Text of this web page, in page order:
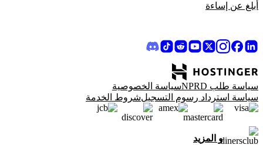
أبلغ عن إساءة
سياسة طلب NPRD
سياسة الخصوصية
سياسة استرداد رسوم التسجيلشروط الخدمة
و المزيد